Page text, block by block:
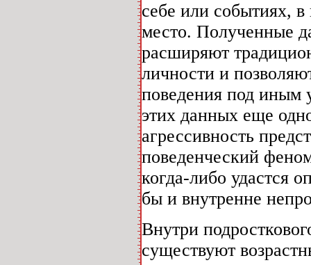
себе или событиях, в
место. Полученные
расширяют
личности и
поведения под иным
этих данных еще
агрессивность
поведенческий
когда-либо удастся
бы и внутренне
Внутри
существуют